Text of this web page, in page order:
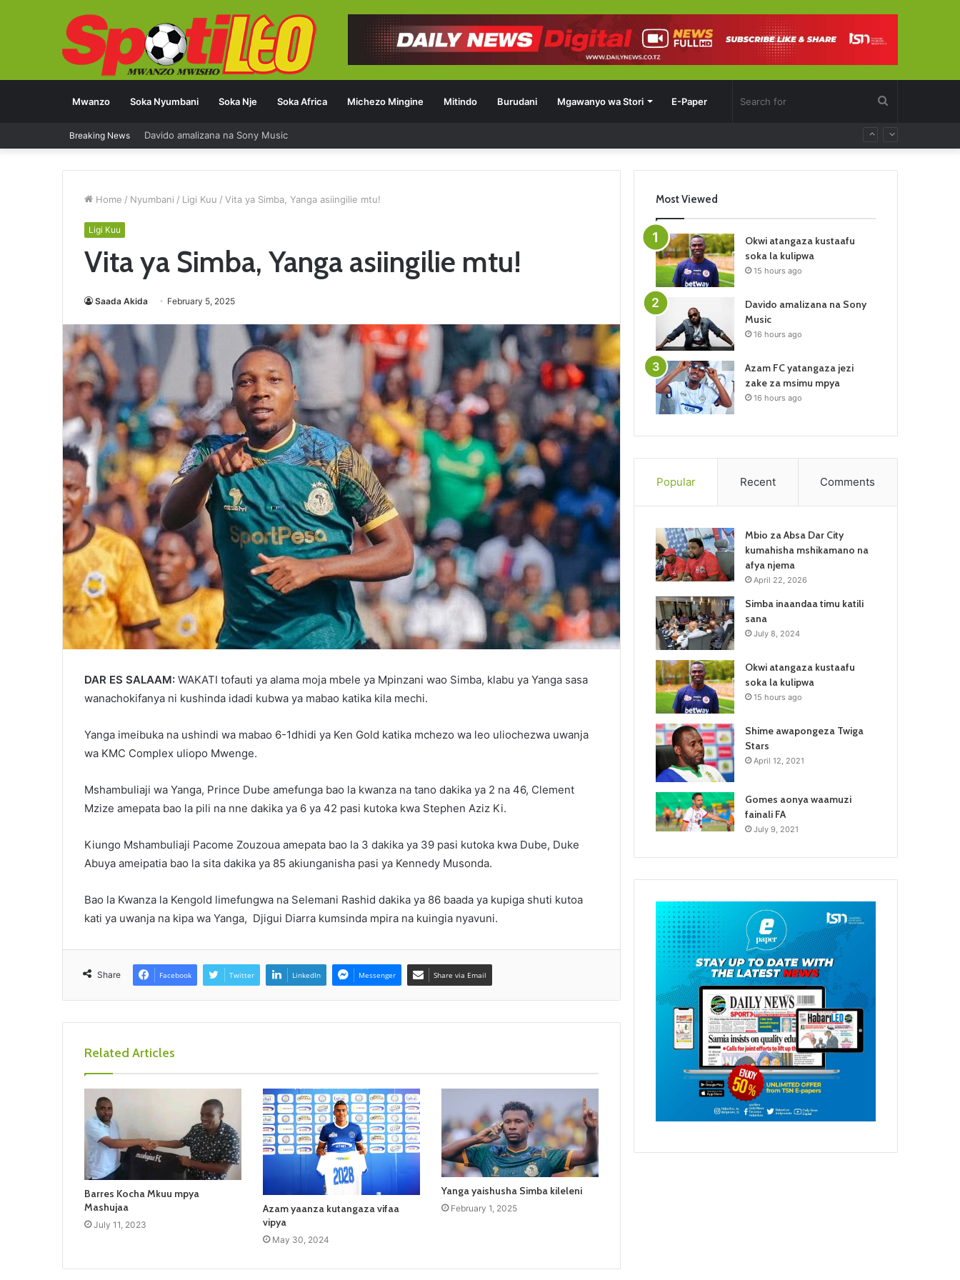
Mwanzo Soka Nyumbani Soka Nje Soka Africa Michezo Mingine Mitindo Burudani Mgawanyo wa Stori E-Paper
Breaking News
Azam FC yatangaza jezi zake za msimu mpya
Home / Nyumbani / Ligi Kuu / Vita ya Simba, Yanga asiingilie mtu!
Ligi Kuu
Vita ya Simba, Yanga asiingilie mtu!
Saada Akida February 5, 2025
DAR ES SALAAM: WAKATI tofauti ya alama moja mbele ya Mpinzani wao Simba, klabu ya Yanga sasa
wanachokifanya ni kushinda idadi kubwa ya mabao katika kila mechi.
Yanga imeibuka na ushindi wa mabao 6-1dhidi ya Ken Gold katika mchezo wa leo uliochezwa uwanja
wa KMC Complex uliopo Mwenge.
Mshambuliaji wa Yanga, Prince Dube amefunga bao la kwanza na tano dakika ya 2 na 46, Clement
Mzize amepata bao la pili na nne dakika ya 6 ya 42 pasi kutoka kwa Stephen Aziz Ki.
Kiungo Mshambuliaji Pacome Zouzoua amepata bao la 3 dakika ya 39 pasi kutoka kwa Dube, Duke
Abuya ameipatia bao la sita dakika ya 85 akiunganisha pasi ya Kennedy Musonda.
Bao la Kwanza la Kengold limefungwa na Selemani Rashid dakika ya 86 baada ya kupiga shuti kutoa
kati ya uwanja na kipa wa Yanga, Djigui Diarra kumsinda mpira na kuingia nyavuni.
Share Facebook Twitter LinkedIn Messenger Share via Email
Related Articles
Barres Kocha Mkuu mpya
Mashujaa
July 11, 2023
Azam yaanza kutangaza vifaa
vipya
May 30, 2024
Yanga yaishusha Simba kileleni
February 1, 2025
Most Viewed
Okwi atangaza kustaafu
soka la kulipwa
15 hours ago
Davido amalizana na Sony
Music
16 hours ago
Azam FC yatangaza jezi
zake za msimu mpya
16 hours ago
Popular Recent Comments
Mbio za Absa Dar City
kumahisha mshikamano na
afya njema
April 22, 2026
Simba inaandaa timu katili
sana
July 8, 2024
Okwi atangaza kustaafu
soka la kulipwa
15 hours ago
Shime awapongeza Twiga
Stars
April 12, 2021
Gomes aonya waamuzi
fainali FA
July 9, 2021